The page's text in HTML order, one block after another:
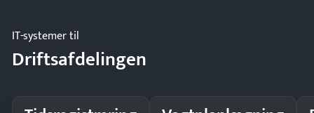
IT-systemer til
Driftsafdelingen